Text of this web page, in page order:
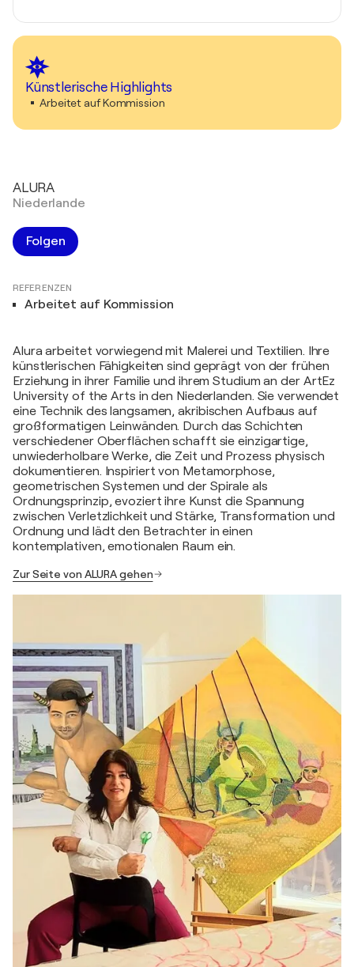
Künstlerische Highlights
Arbeitet auf Kommission
ALURA
Niederlande
Folgen
REFERENZEN
Arbeitet auf Kommission
Alura arbeitet vorwiegend mit Malerei und Textilien. Ihre
künstlerischen Fähigkeiten sind geprägt von der frühen
Erziehung in ihrer Familie und ihrem Studium an der ArtEz
University of the Arts in den Niederlanden. Sie verwendet
eine Technik des langsamen, akribischen Aufbaus auf
großformatigen Leinwänden. Durch das Schichten
verschiedener Oberflächen schafft sie einzigartige,
unwiederholbare Werke, die Zeit und Prozess physisch
dokumentieren. Inspiriert von Metamorphose,
geometrischen Systemen und der Spirale als
Ordnungsprinzip, evoziert ihre Kunst die Spannung
zwischen Verletzlichkeit und Stärke, Transformation und
Ordnung und lädt den Betrachter in einen
kontemplativen, emotionalen Raum ein.
Zur Seite von ALURA gehen